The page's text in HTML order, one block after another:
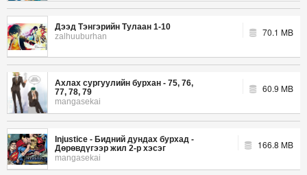
Дээд Тэнгэрийн Тулаан 1-10
zalhuuburhan
70.1 MB
Ахлах сургуулийн бурхан - 75, 76,
77, 78, 79
mangasekai
60.9 MB
Injustice - Бидний дундах бурхад -
Дөрөвдүгээр жил 2-р хэсэг
mangasekai
166.8 MB